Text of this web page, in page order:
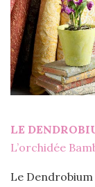
LE
L’orchidée
Le